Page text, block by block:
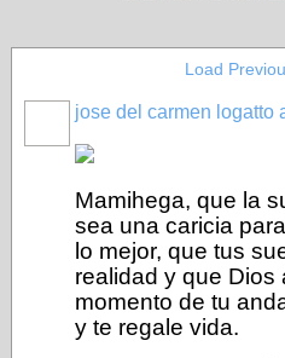
Load
jose del carmen logatto
Mamihega, que la
sea una caricia
lo mejor, que tus
realidad y que Dios
momento de tu
y te regale vida.